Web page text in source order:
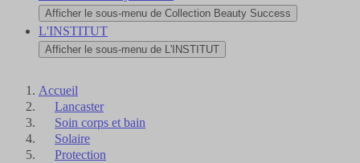
Afficher le sous-menu de Collection Beauty Success
L'INSTITUT
Afficher le sous-menu de L'INSTITUT
Accueil
Lancaster
Soin corps et bain
Solaire
Protection